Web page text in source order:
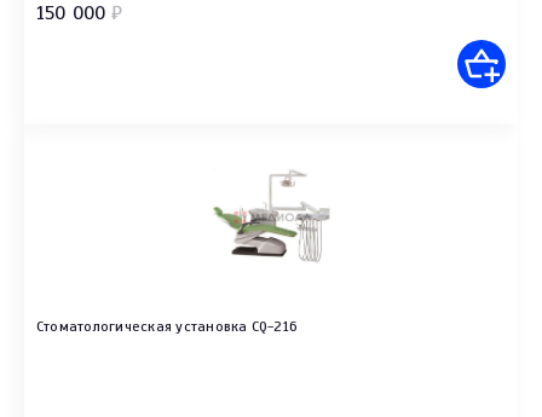
150 000 ₽
Стоматологическая установка CQ-216